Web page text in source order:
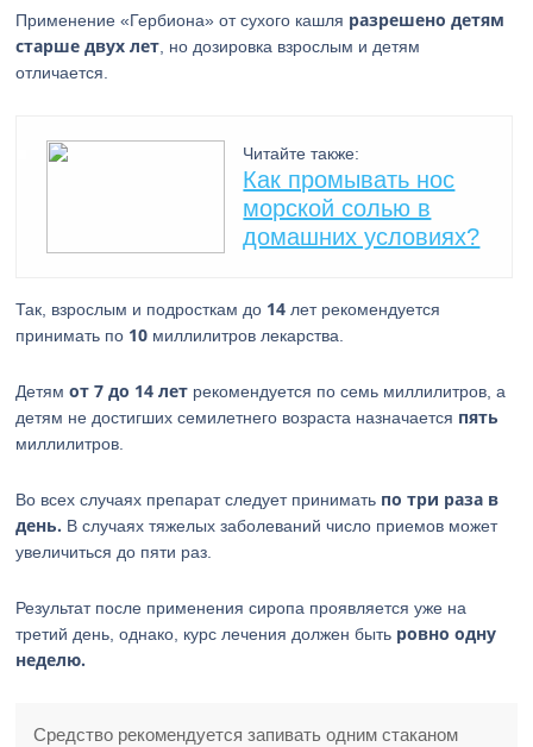
Применение «Гербиона» от сухого кашля разрешено детям
старше двух лет , но дозировка взрослым и детям
отличается.
Читайте также:
Как промывать нос
морской солью в
домашних условиях?
Так, взрослым и подросткам до 14 лет рекомендуется
принимать по 10 миллилитров лекарства.
Детямот 7 до 14 лет рекомендуется по семь миллилитров, а
детям не достигших семилетнего возраста назначается пять
миллилитров.
Во всех случаях препарат следует принимать по три раза в
день. В случаях тяжелых заболеваний число приемов может
увеличиться до пяти раз.
Результат после применения сиропа проявляется уже на
третий день, однако, курс лечения должен быть ровно одну
неделю.
Средство рекомендуется запивать одним стаканом